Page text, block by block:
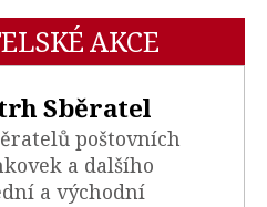
AKCE
Sběratel
poštovních
a dalšího
a východní